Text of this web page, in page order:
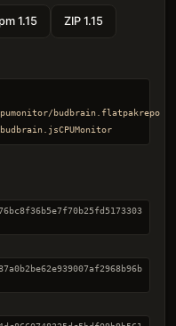
1.15 ZIP 1.15
budbrain.flatpakrepo